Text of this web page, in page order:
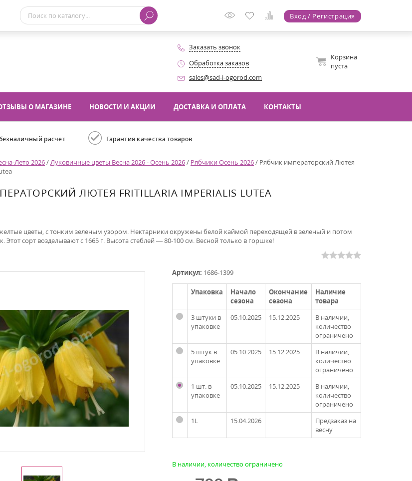
Вход / Регистрация
Заказать звонок
Обработка заказов
sales@sad-i-ogorod.com
Корзина
пуста
О МАГАЗИНЕ НОВОСТИ И АКЦИИ ДОСТАВКА И ОПЛАТА КОНТАКТЫ
расчет Гарантия качества товаров
Лето 2026/Луковичные цветы Весна 2026 - Осень 2026/ Рябчики Осень 2026/ Рябчик императорский Лютея
ЛЮТЕЯ FRITILLARIA IMPERIALIS LUTEA
цветы, с тонким зеленым узором. Нектарники окружены белой каймой переходящей в зеленый и потом
Этот сорт возделывают с 1665 г. Высота стеблей — 80-100 см. Весной только в горшке!
Артикул: 1686-1399
Упаковка
Начало
сезона
Окончание
сезона
Наличие
товара
3 штуки в
упаковке
05.10.2025 15.12.2025
В наличии,
количество
ограничено
5 штук в
упаковке
05.10.2025 15.12.2025
В наличии,
количество
ограничено
1 шт. в
упаковке
05.10.2025 15.12.2025
В наличии,
количество
ограничено
1L
15.04.2026
Предзаказ на
весну
В наличии, количество ограничено